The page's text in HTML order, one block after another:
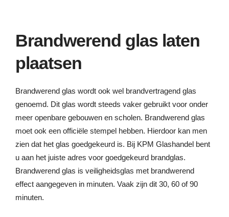
Brandwerend glas laten
plaatsen
Brandwerend glas wordt ook wel brandvertragend glas
genoemd. Dit glas wordt steeds vaker gebruikt voor onder
meer openbare gebouwen en scholen. Brandwerend glas
moet ook een officiële stempel hebben. Hierdoor kan men
zien dat het glas goedgekeurd is. Bij KPM Glashandel bent
u aan het juiste adres voor goedgekeurd brandglas.
Brandwerend glas is veiligheidsglas met brandwerend
effect aangegeven in minuten. Vaak zijn dit 30, 60 of 90
minuten.